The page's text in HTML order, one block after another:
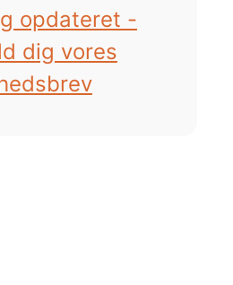
opdateret -
dig vores